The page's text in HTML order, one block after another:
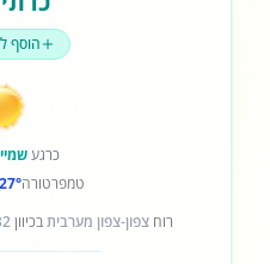
הוסף
כרגע
טמפרטורה
רוחצפון-צפון מערביתבכיוון